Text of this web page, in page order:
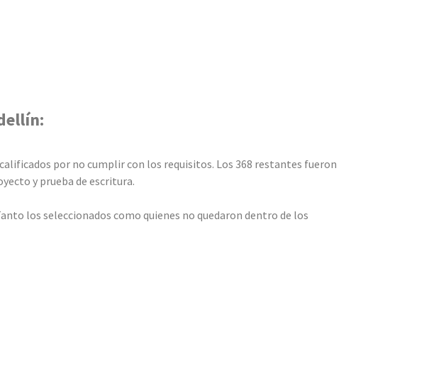
por no cumplir con los requisitos. Los 368 restantes fueron
y prueba de escritura.
los seleccionados como quienes no quedaron dentro de los